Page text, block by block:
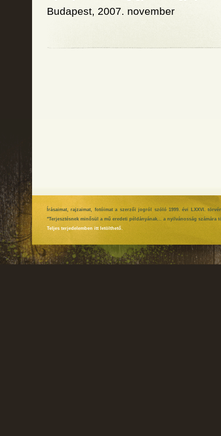
Budapest, 2007. november
Írásaimat, rajzaimat, fotóimat a szerzői jogról szóló 1999. évi LXXVI.
"Terjesztésnek minősül a mű eredeti példányának... a nyilvánosság
Teljes terjedelemben itt letölthető.